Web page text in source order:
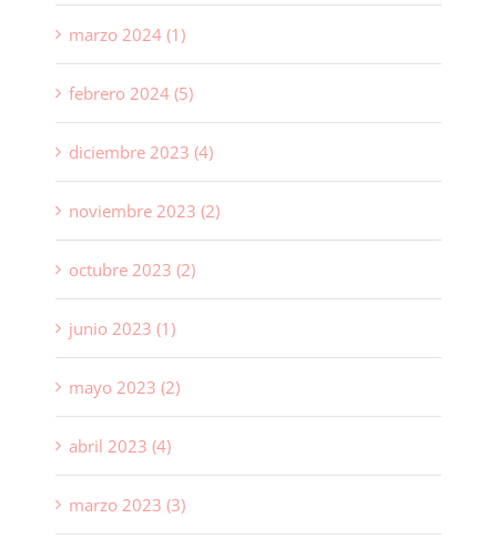
marzo 2024 (1)
febrero 2024 (5)
diciembre 2023 (4)
noviembre 2023 (2)
octubre 2023 (2)
junio 2023 (1)
mayo 2023 (2)
abril 2023 (4)
marzo 2023 (3)